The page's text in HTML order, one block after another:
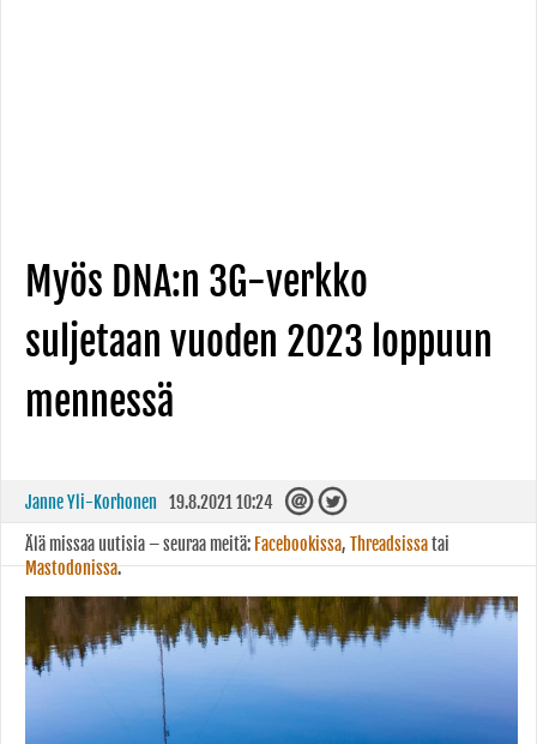
Myös DNA:n 3G-verkko
suljetaan vuoden 2023 loppuun
mennessä
Janne Yli-Korhonen 19.8.2021 10:24
Älä missaa uutisia – seuraa meitä: Facebookissa, Threadsissatai
Mastodonissa.